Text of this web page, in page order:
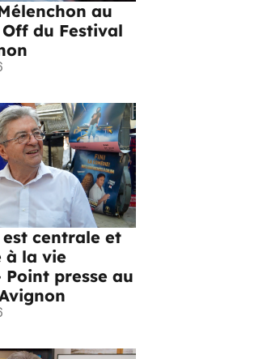
au
du Festival
centrale et
à la vie
Point presse au